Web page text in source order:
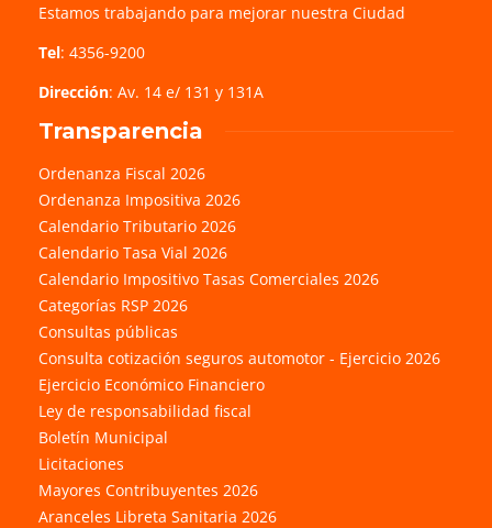
Estamos trabajando para mejorar nuestra Ciudad
Tel: 4356-9200
Dirección: Av. 14 e/ 131 y 131A
Transparencia
Ordenanza Fiscal 2026
Ordenanza Impositiva 2026
Calendario Tributario 2026
Calendario Tasa Vial 2026
Calendario Impositivo Tasas Comerciales 2026
Categorías RSP 2026
Consultas públicas
Consulta cotización seguros automotor - Ejercicio 2026
Ejercicio Económico Financiero
Ley de responsabilidad fiscal
Boletín Municipal
Licitaciones
Mayores Contribuyentes 2026
Aranceles Libreta Sanitaria 2026